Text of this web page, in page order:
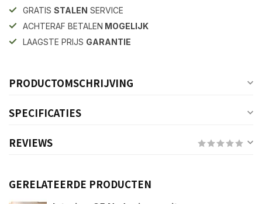
GRATIS STALEN SERVICE
ACHTERAF BETALEN MOGELIJK
LAAGSTE PRIJS GARANTIE
PRODUCTOMSCHRIJVING
SPECIFICATIES
REVIEWS
GERELATEERDE PRODUCTEN